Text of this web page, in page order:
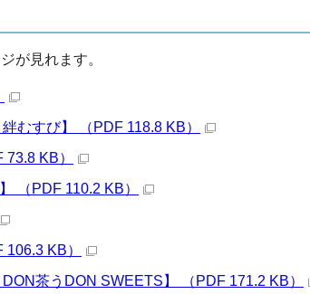
が見れます。
むすび】 （PDF 118.8 KB）
KB）
（PDF 110.2 KB）
KB）
茶うDON SWEETS】 （PDF 171.2 KB）